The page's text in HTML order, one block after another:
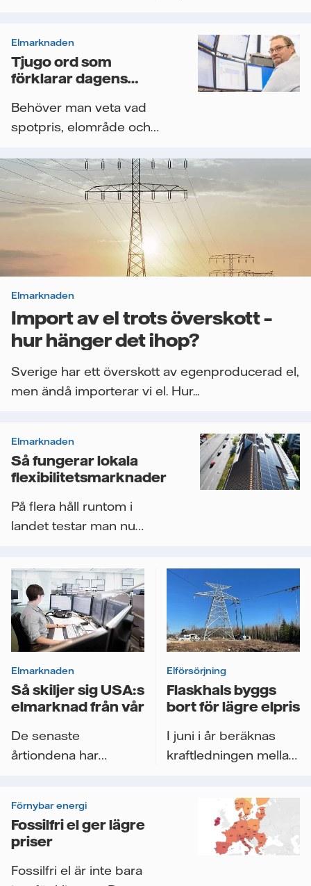
under...
Elmarknaden
Tjugo ord som
förklarar dagens
Behöver man veta vad
spotpris, elområde och
är? Ja,...
Elmarknaden
Import av el trots överskott –
hur hänger det ihop?
Sverige har ett överskott av egenproducerad el,
men ändå importerar vi el. Hur...
Elmarknaden
Så fungerar lokala
flexibilitetsmarknader
På flera håll runtom i
landet testar man nu
Elmarknaden
Så skiljer sig USA:s
elmarknad från vår
De senaste
årtiondena har
Elförsörjning
Flaskhals byggs
bort för lägre elpris
I juni i år beräknas
kraftledningen mellan
Förnybar energi
Fossilfri el ger lägre
priser
Fossilfri el är inte bara